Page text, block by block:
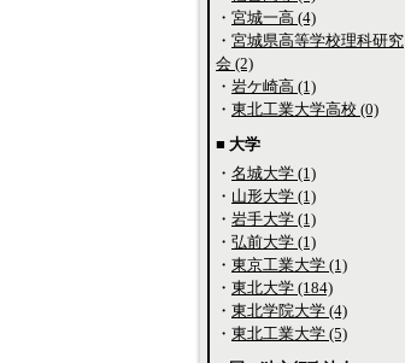
・ 宮城一高 (4)
・ 宮城県高等学校理科研究
会 (2)
・ 岩ケ崎高 (1)
・ 東北工業大学高校 (0)
■ 大学
・ 名城大学 (1)
・ 山形大学 (1)
・ 岩手大学 (1)
・ 弘前大学 (1)
・ 東京工業大学 (1)
・ 東北大学 (184)
・ 東北学院大学 (4)
・ 東北工業大学 (5)